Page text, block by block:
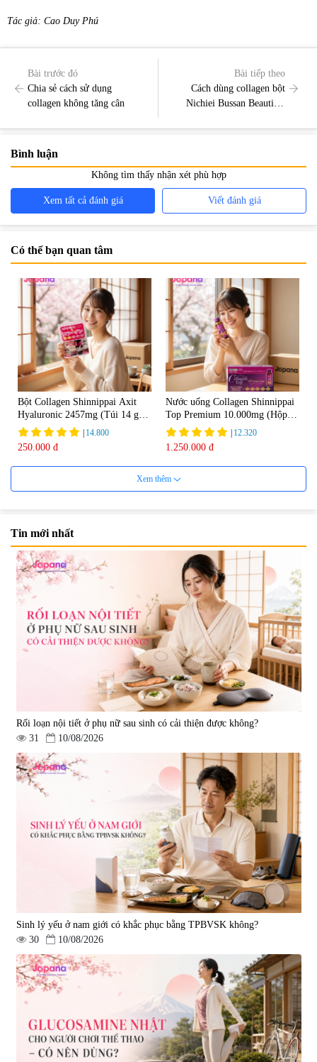
Tác giả: Cao Duy Phú
Bài trước đó
Chia sẻ cách sử dụng
collagen không tăng cân
Bài tiếp theo
Cách dùng collagen bột
Nichiei Bussan Beautiful
Bình luận
Không tìm thấy nhận xét phù hợp
Xem tất cả đánh giá Viết đánh giá
Có thể bạn quan tâm
Bột Collagen Shinnippai Axit
Hyaluronic 2457mg (Túi 14 gói
x 3g) - Date 04/2027
| 14.800
250.000 đ
Nước uống Collagen Shinnippai
Top Premium 10.000mg (Hộp
10 chai x 50ml)
| 12.320
1.250.000 đ
Nước uống đẹp da Collagen
20000mg Plus (Hộp 10 chai x
50ml)
789.120
1.200.000 đ
Nước uống Collagen Kaza Rose
Lady 5000mg (Hộp 10 chai x
50ml)
|67.440
950.000 đ
Nước uống Collagen Shinnippai
Top 5.000mg (Hộp 10 chai x
693.000 đ
Xem thêm
Tin mới nhất
Rối loạn nội tiết ở phụ nữ sau sinh có cải thiện được không?
31
10/08/2026
Sinh lý yếu ở nam giới có khắc phục bằng TPBVSK không?
30
10/08/2026